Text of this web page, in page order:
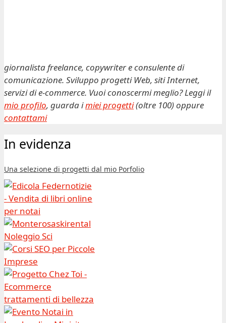
giornalista freelance, copywriter e consulente di
comunicazione. Sviluppo progetti Web, siti Internet,
servizi di e-commerce. Vuoi conoscermi meglio? Leggi il
mio profilo, guarda imiei progetti(oltre 100) oppure
contattami
In evidenza
Una selezione di progetti dal mio Porfolio